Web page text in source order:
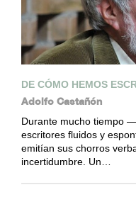
DE CÓMO HEMOS
Adolfo Castañón
Durante mucho tiempo
escritores fluidos y
emitían sus chorros
incertidumbre. Un…